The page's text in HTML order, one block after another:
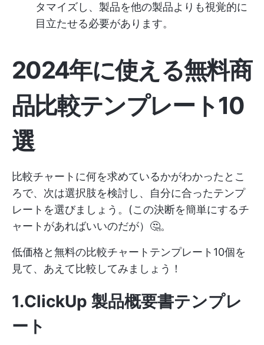
タマイズし、製品を他の製品よりも視覚的に
目立たせる必要があります。
2024年に使える無料商
品比較テンプレート10
選
比較チャートに何を求めているかがわかったとこ
ろで、次は選択肢を検討し、自分に合ったテンプ
レートを選びましょう。(この決断を簡単にするチ
ャートがあればいいのだが）🤔。
低価格と無料の比較チャートテンプレート10個を
見て、あえて比較してみましょう！
1.ClickUp 製品概要書テンプレ
ート